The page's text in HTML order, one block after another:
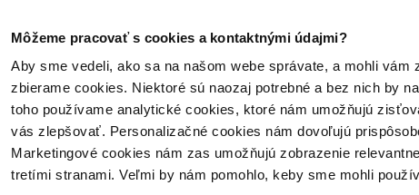
Môžeme pracovať s cookies a kontaktnými údajmi?
Aby sme vedeli, ako sa na našom webe správate, a mohli vám
zbierame cookies. Niektoré sú naozaj potrebné a bez nich by
toho používame analytické cookies, ktoré nám umožňujú
vás zlepšovať. Personalizačné cookies nám dovoľujú
Marketingové cookies nám zas umožňujú zobrazenie
tretími stranami. Veľmi by nám pomohlo, keby sme mohli
Poukážky Kontakt